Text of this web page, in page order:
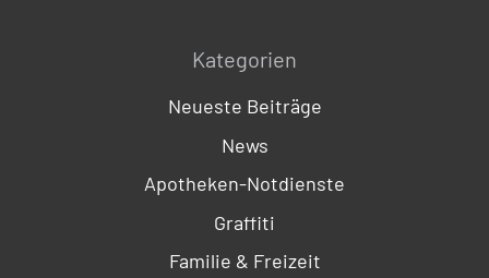
Kategorien
Neueste Beiträge
News
Apotheken-Notdienste
Graffiti
Familie & Freizeit